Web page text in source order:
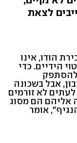
לצאת
הודו, אינו
הידיים. כדי
להסתפק
אבל בשכונה
לא זורמים
אליהם הם מסוג
אומר